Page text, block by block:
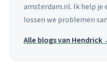
amsterdam.nl. Ik help
lossen we problemen
Alle blogs van Hendrick